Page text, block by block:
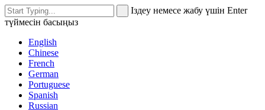
Іздеу немесе жабу үшін Enter
түймесін басыңыз
English
Chinese
French
German
Portuguese
Spanish
Russian